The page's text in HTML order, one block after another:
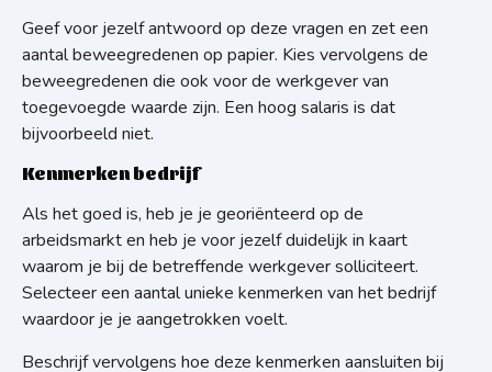
Geef voor jezelf antwoord op deze vragen en zet een
aantal beweegredenen op papier. Kies vervolgens de
beweegredenen die ook voor de werkgever van
toegevoegde waarde zijn. Een hoog salaris is dat
bijvoorbeeld niet.
Kenmerken bedrijf
Als het goed is, heb je je georiënteerd op de
arbeidsmarkt en heb je voor jezelf duidelijk in kaart
waarom je bij de betreffende werkgever solliciteert.
Selecteer een aantal unieke kenmerken van het bedrijf
waardoor je je aangetrokken voelt.
Beschrijf vervolgens hoe deze kenmerken aansluiten bij